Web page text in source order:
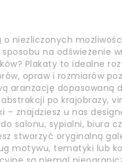
o niezliczonych
sposobu na odświeżenie
Plakaty to idealne
opraw i rozmiarów
aranżację dopasowaną
po krajobrazy,
– znajdziesz u nas
salonu, sypialni, biura
stworzyć oryginalną
motywu, tematyki lub